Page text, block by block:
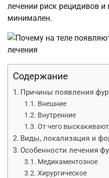
лечении риск рецидивов
минимален.
Содержание
Причины появления
Внешние
Внутренние
От чего
Виды, локализация и
Особенности лечения
Медикаментозное
Хирургическое